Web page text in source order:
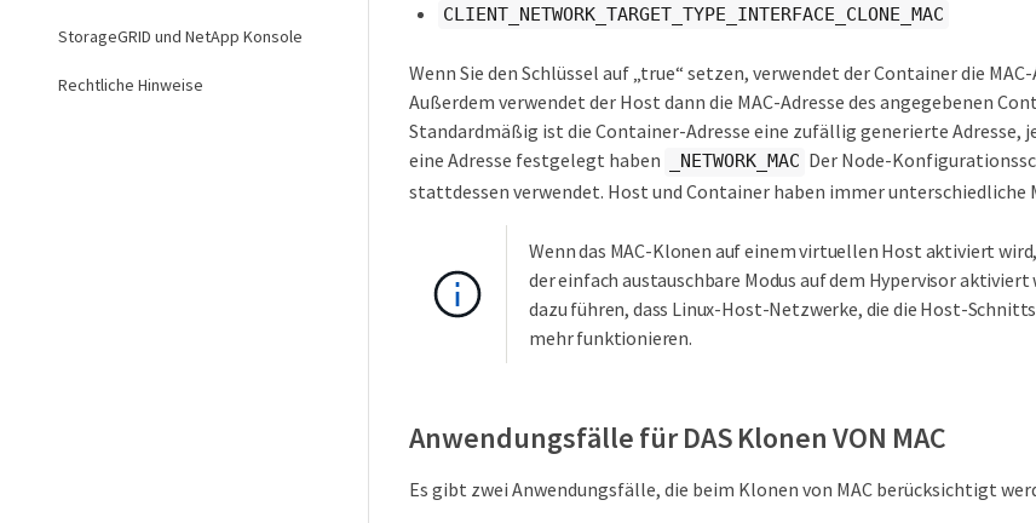
StorageGRID und NetApp Konsole
Rechtliche Hinweise
CLIENT_NETWORK_TARGET_TYPE_INTERFACE_CLONE_MAC
Wenn Sie den Schlüssel auf „true“ setzen, verwendet der Container die
Außerdem verwendet der Host dann die MAC-Adresse des angegebenen
Standardmäßig ist die Container-Adresse eine zufällig generierte Adresse,
eine Adresse festgelegt haben
_NETWORK_MAC Der Node-
stattdessen verwendet. Host und Container haben immer unterschiedliche
Wenn das MAC-Klonen auf einem virtuellen Host aktiviert
der einfach austauschbare Modus auf dem Hypervisor aktiviert
dazu führen, dass Linux-Host-Netzwerke, die die Host-
mehr funktionieren.
Anwendungsfälle für DAS Klonen VON MAC
Es gibt zwei Anwendungsfälle, die beim Klonen von MAC berücksichtigt